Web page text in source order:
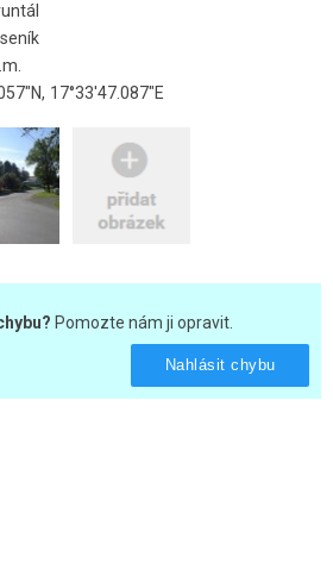
17°33'47.087"E
Pomozte nám ji opravit.
Nahlásit chybu